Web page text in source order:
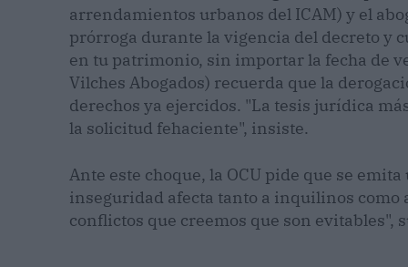
arrendamientos urbanos del ICAM) y el
prórroga durante la vigencia del decreto y
en tu patrimonio, sin importar la fecha de
Vilches Abogados) recuerda que la
derechos ya ejercidos. "La tesis jurídica
la solicitud fehaciente", insiste.
Ante este choque, la OCU pide que se
inseguridad afecta tanto a inquilinos como
conflictos que creemos que son evitables",